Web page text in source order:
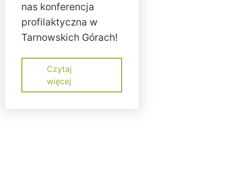
nas konferencja
profilaktyczna w
Tarnowskich Górach!
Czytaj
więcej